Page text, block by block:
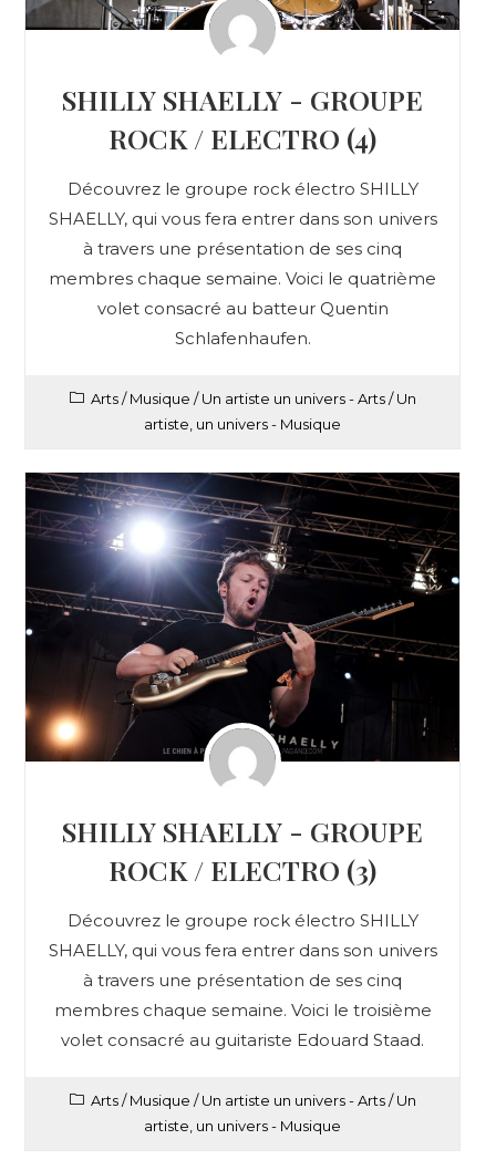
SHILLY SHAELLY - GROUPE
ROCK / ELECTRO (4)
Découvrez le groupe rock électro SHILLY
SHAELLY, qui vous fera entrer dans son univers
à travers une présentation de ses cinq
membres chaque semaine. Voici le quatrième
volet consacré au batteur Quentin
Schlafenhaufen.
Arts/Musique /Un artiste un univers - Arts/Un
artiste, un univers - Musique
SHILLY SHAELLY - GROUPE
ROCK / ELECTRO (3)
Découvrez le groupe rock électro SHILLY
SHAELLY, qui vous fera entrer dans son univers
à travers une présentation de ses cinq
membres chaque semaine. Voici le troisième
volet consacré au guitariste Edouard Staad.
Arts/Musique /Un artiste un univers - Arts/Un
artiste, un univers - Musique